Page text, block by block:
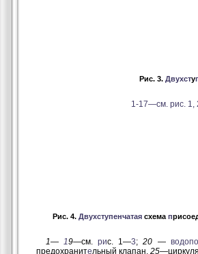
Рис. 3. Двухсту
1-17—см. рис. 1,
Рис. 4. Двухступенчатая схема п
1—19—см.рис. 1—3;20 —
предохранительный клапан, 25